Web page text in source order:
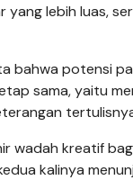
lebih luas,
bahwa potensi
sama, yaitu
wadah kreatif
kalinya